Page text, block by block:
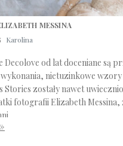
MESSINA
Karolina
Decolove od lat doceniane są
wykonania, nietuzinkowe
Stories zostały nawet
fotografii Elizabeth Messina,